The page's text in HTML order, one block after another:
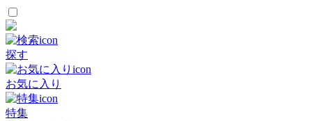
探す
お気に入り
特集